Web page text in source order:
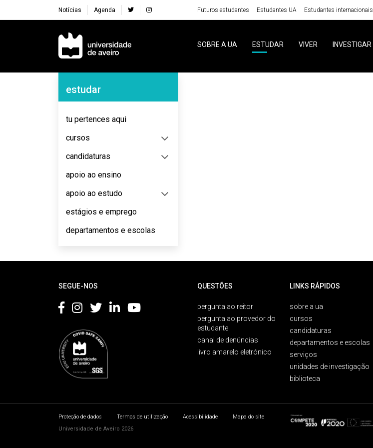
Notícias Agenda Futuros estudantes Estudantes UA Estudantes internacionais
Navegação Principal
SOBRE A UA ESTUDAR VIVER INVESTIGAR
Navegação Lateral
estudar
tu pertences aqui
cursos
candidaturas
apoio ao ensino
apoio ao estudo
estágios e emprego
departamentos e escolas
SEGUE-NOS QUESTÕES
pergunta ao reitor
pergunta ao provedor do
estudante
canal de denúncias
livro amarelo eletrónico
LINKS RÁPIDOS
sobre a ua
cursos
candidaturas
departamentos e escolas
serviços
unidades de investigação
biblioteca
Proteção de dados Termos de utilização Acessibilidade
Mapa do site
Universidade de Aveiro 2026